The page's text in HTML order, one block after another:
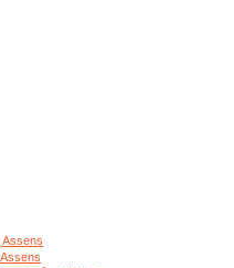
Assens